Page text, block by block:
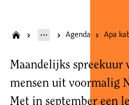
Agenda
Maandelijks spreekuur
mensen uit voormalig
Met in september een